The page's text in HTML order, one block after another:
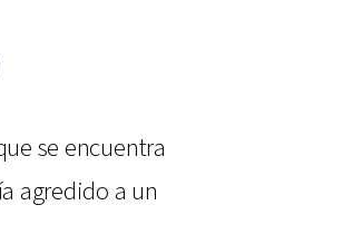
se encuentra
agredido a un